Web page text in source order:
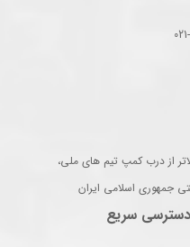
از درب کمپ تیم های ملی،
جمهوری اسلامی ایران
دسترسی سریع